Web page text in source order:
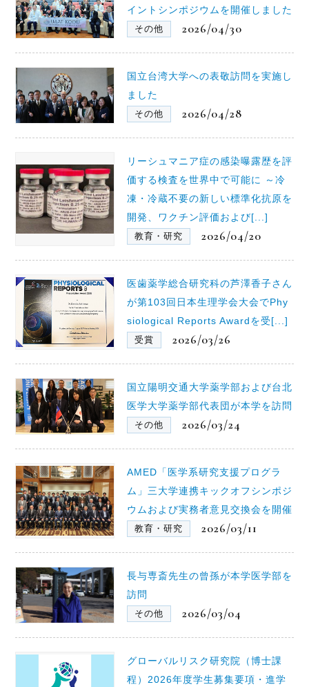
イントシンポジウムを開催しました
その他
2026/04/30
国立台湾大学への表敬訪問を実施し
ました
その他
2026/04/28
リーシュマニア症の感染曝露歴を評
価する検査を世界中で可能に ～冷
凍・冷蔵不要の新しい標準化抗原を
開発、ワクチン評価および[...]
教育・研究
2026/04/20
医歯薬学総合研究科の芦澤香子さん
が第103回日本生理学会大会でPhy
siological Reports Awardを受[...]
受賞
2026/03/26
国立陽明交通大学薬学部および台北
医学大学薬学部代表団が本学を訪問
その他
2026/03/24
AMED「医学系研究支援プログラ
ム」三大学連携キックオフシンポジ
ウムおよび実務者意見交換会を開催
教育・研究
2026/03/11
長与専斎先生の曾孫が本学医学部を
訪問
その他
2026/03/04
グローバルリスク研究院（博士課
程）2026年度学生募集要項・進学